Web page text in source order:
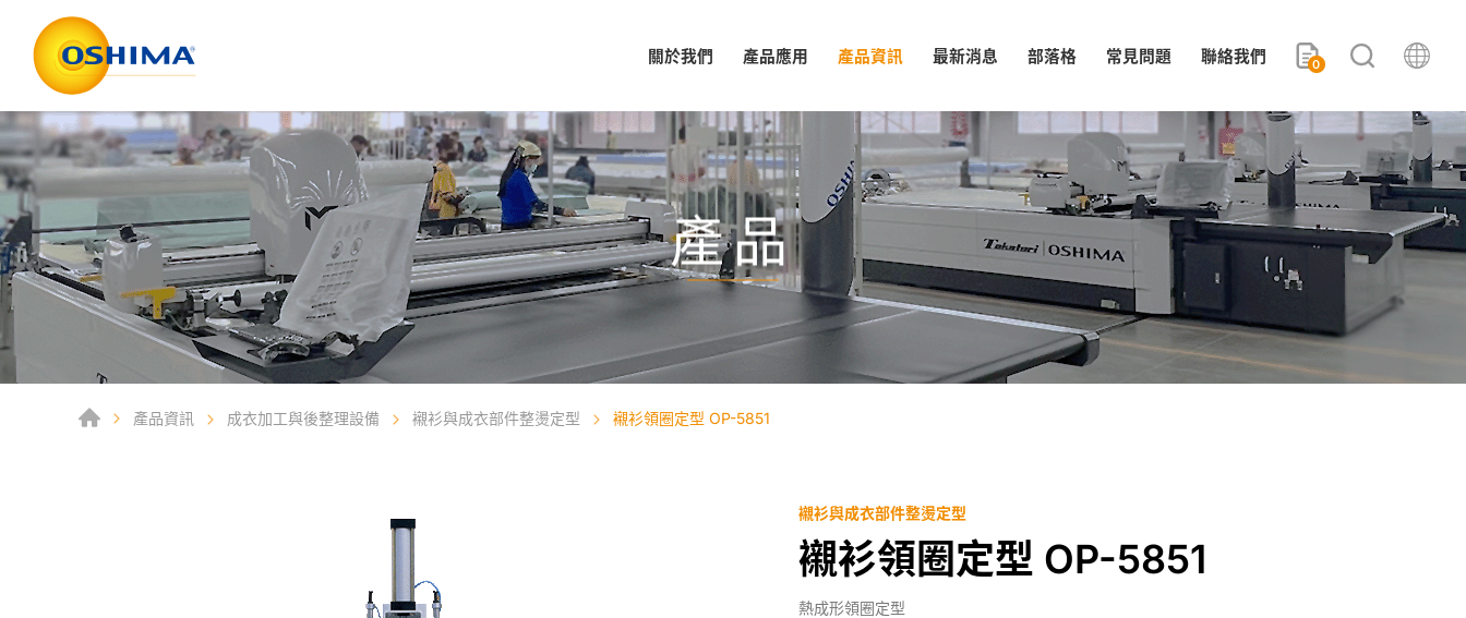
關於我們 產品應用 產品資訊 最新消息 部落格 常見問題 聯絡我們 0
產品
產品資訊 成衣加工與後整理設備 襯衫與成衣部件整燙定型 襯衫領圈定型 OP-5851
襯衫與成衣部件整燙定型
襯衫領圈定型 OP-5851
熱成形領圈定型